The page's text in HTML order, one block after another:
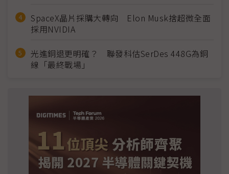
SpaceX晶片採購大轉向 Elon Musk捨超微全面
採用NVIDIA
光進銅退更明確？ 聯發科估SerDes 448G為銅
線「最終戰場」